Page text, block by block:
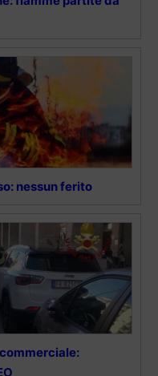
nessun ferito